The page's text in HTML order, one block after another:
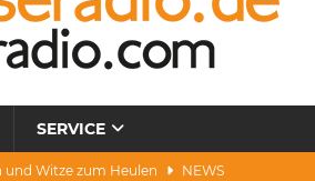
SERVICE
und Witze zum Heulen NEWS